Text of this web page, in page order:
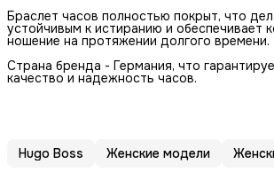
Браслет часов полностью покрыт, что
устойчивым к истиранию и обеспечивает
ношение на протяжении долгого времени.
Страна бренда - Германия, что
качество и надежность часов.
Hugo Boss Женские модели